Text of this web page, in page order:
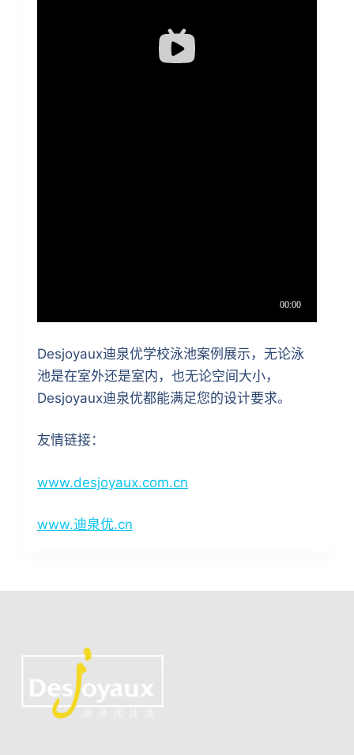
Desjoyaux迪泉优学校泳池案例展示，无论泳
池是在室外还是室内，也无论空间大小，
Desjoyaux迪泉优都能满足您的设计要求。
友情链接：
www.desjoyaux.com.cn
www.迪泉优.cn